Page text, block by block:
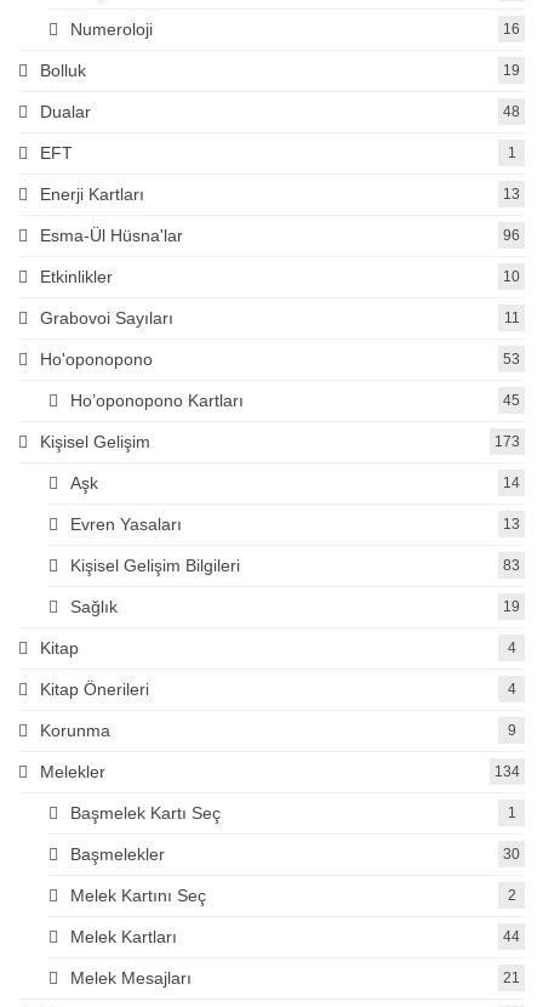
Numeroloji 16
Bolluk 19
Dualar 48
EFT 1
Enerji Kartları 13
Esma-Ül Hüsna'lar 96
Etkinlikler 10
Grabovoi Sayıları 11
Ho'oponopono 53
Ho’oponopono Kartları 45
Kişisel Gelişim 173
Aşk 14
Evren Yasaları 13
Kişisel Gelişim Bilgileri 83
Sağlık 19
Kitap 4
Kitap Önerileri 4
Korunma 9
Melekler 134
Başmelek Kartı Seç 1
Başmelekler 30
Melek Kartını Seç 2
Melek Kartları 44
Melek Mesajları 21